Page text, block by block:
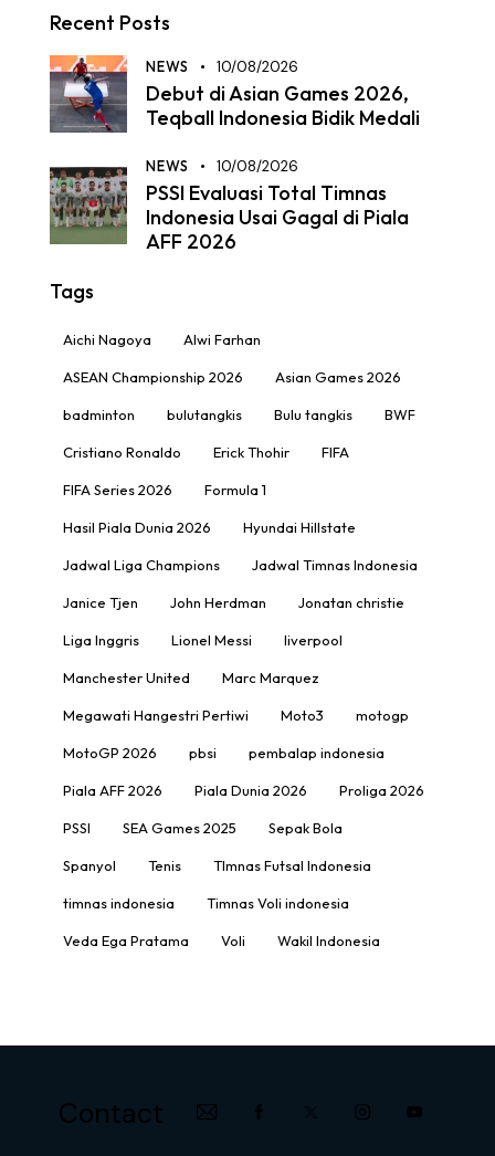
Recent Posts
NEWS 10/08/2026
Debut di Asian Games 2026,
Teqball Indonesia Bidik Medali
NEWS 10/08/2026
PSSI Evaluasi Total Timnas
Indonesia Usai Gagal di Piala
AFF 2026
Tags
Aichi Nagoya Alwi Farhan
ASEAN Championship 2026 Asian Games 2026
badminton bulutangkis Bulu tangkis BWF
Cristiano Ronaldo Erick Thohir FIFA
FIFA Series 2026 Formula 1
Hasil Piala Dunia 2026 Hyundai Hillstate
Jadwal Liga Champions Jadwal Timnas Indonesia
Janice Tjen John Herdman Jonatan christie
Liga Inggris Lionel Messi liverpool
Manchester United Marc Marquez
Megawati Hangestri Pertiwi Moto3 motogp
MotoGP 2026 pbsi pembalap indonesia
Piala AFF 2026 Piala Dunia 2026 Proliga 2026
PSSI SEA Games 2025 Sepak Bola
Spanyol Tenis TImnas Futsal Indonesia
timnas indonesia Timnas Voli indonesia
Veda Ega Pratama Voli Wakil Indonesia
Contact